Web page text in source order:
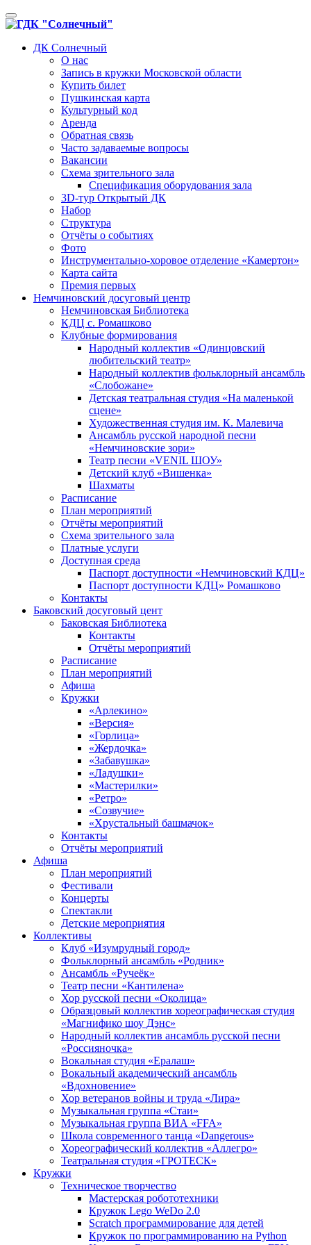
Toggle
navigation
ДК Солнечный
О нас
Запись в кружки Московской области
Купить билет
Пушкинская карта
Культурный код
Аренда
Обратная связь
Часто задаваемые вопросы
Вакансии
Схема зрительного зала
Спецификация оборудования зала
3D-тур Открытый ДК
Набор
Структура
Отчёты о событиях
Фото
Инструментально-хоровое отделение «Камертон»
Карта сайта
Премия первых
Немчиновский досуговый центр
Немчиновская Библиотека
КДЦ с. Ромашково
Клубные формирования
Народный коллектив «Одинцовский
любительский театр»
Народный коллектив фольклорный ансамбль
«Слобожане»
Детская театральная студия «На маленькой
сцене»
Художественная студия им. К. Малевича
Ансамбль русской народной песни
«Немчиновские зори»
Театр песни «VENIL ШОУ»
Детский клуб «Вишенка»
Шахматы
Расписание
План мероприятий
Отчёты мероприятий
Схема зрительного зала
Платные услуги
Доступная среда
Паспорт доступности «Немчиновский КДЦ»
Паспорт доступности КДЦ» Ромашково
Контакты
Баковский досуговый цент
Баковская Библиотека
Контакты
Отчёты мероприятий
Расписание
План мероприятий
Афиша
Кружки
«Арлекино»
«Версия»
«Горлица»
«Жердочка»
«Забавушка»
«Ладушки»
«Мастерилки»
«Ретро»
«Созвучие»
«Хрустальный башмачок»
Контакты
Отчёты мероприятий
Афиша
План мероприятий
Фестивали
Концерты
Спектакли
Детские мероприятия
Коллективы
Клуб «Изумрудный город»
Фольклорный ансамбль «Родник»
Ансамбль «Ручеёк»
Театр песни «Кантилена»
Хор русской песни «Околица»
Образцовый коллектив хореографическая студия
«Магнифико шоу Дэнс»
Народный коллектив ансамбль русской песни
«Россияночка»
Вокальная студия «Ералаш»
Вокальный академический ансамбль
«Вдохновение»
Хор ветеранов войны и труда «Лира»
Музыкальная группа «Стаи»
Музыкальная группа ВИА «FFA»
Школа современного танца «Dangerous»
Хореографический коллектив «Аллегро»
Театральная студия «ГРОТЕСК»
Кружки
Техническое творчество
Мастерская робототехники
Кружок Lego WeDo 2.0
Scratch программирование для детей
Кружок по программированию на Python